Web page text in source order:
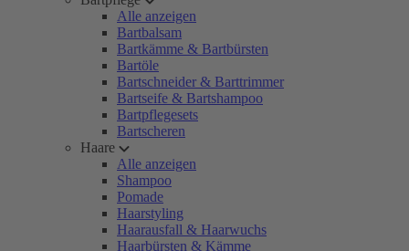
Alle anzeigen
Bartbalsam
Bartkämme & Bartbürsten
Bartöle
Bartschneider & Barttrimmer
Bartseife & Bartshampoo
Bartpflegesets
Bartscheren
Haare
Alle anzeigen
Shampoo
Pomade
Haarstyling
Haarausfall & Haarwuchs
Haarbürsten & Kämme